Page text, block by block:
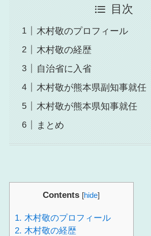
目次
木村敬のプロフィール
木村敬の経歴
自治省に入省
木村敬が熊本県副知事就任
木村敬が熊本県知事就任
まとめ
Contents [hide]
1. 木村敬のプロフィール
2. 木村敬の経歴